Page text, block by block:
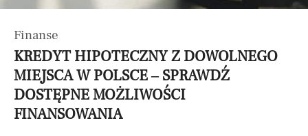
Finanse
KREDYT HIPOTECZNY Z DOWOLNEGO
MIEJSCA W POLSCE – SPRAWDŹ
DOSTĘPNE MOŻLIWOŚCI
FINANSOWANIA